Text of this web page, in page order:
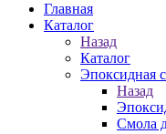
Главная
Каталог
Назад
Каталог
Эпоксидная
Назад
Смола